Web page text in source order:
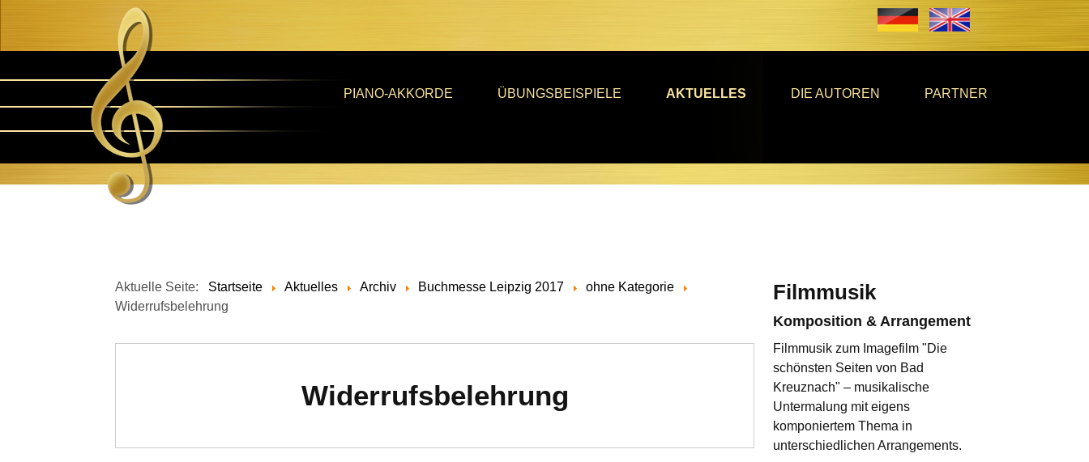
PIANO-AKKORDE ÜBUNGSBEISPIELE AKTUELLES DIE AUTOREN PARTNER
Aktuelle Seite: Startseite Aktuelles Archiv Buchmesse Leipzig 2017
ohne Kategorie
Widerrufsbelehrung
Widerrufsbelehrung
Filmmusik
Komposition & Arrangement
Filmmusik zum Imagefilm "Die
schönsten Seiten von Bad
Kreuznach" – musikalische
Untermalung mit eigens
komponiertem Thema in
unterschiedlichen Arrangements.